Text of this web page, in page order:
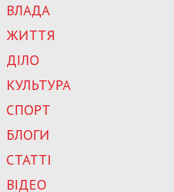
ВЛАДА
ЖИТТЯ
ДІЛО
КУЛЬТУРА
СПОРТ
БЛОГИ
СТАТТІ
ВІДЕО